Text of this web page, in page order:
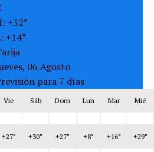
+32°
+14°
06 Agosto
para 7 días
Vie Sáb Dom Lun Mar Mié
+27° +30° +27° +8° +16° +29°